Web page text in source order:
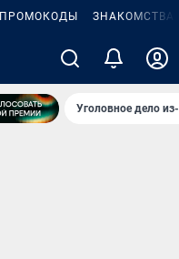
ПРОМОКОДЫ ЗНАКОМСТВА
Уголовное дело